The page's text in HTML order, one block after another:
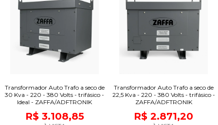
Transformador Auto Trafo a seco de
30 Kva - 220 - 380 Volts - trifásico -
Ideal - ZAFFA/ADFTRONIK
R$ 3.108,85
Transformador Auto Trafo a seco de
22,5 Kva - 220 - 380 Volts - trifásico -
ZAFFA/ADFTRONIK
R$ 2.871,20